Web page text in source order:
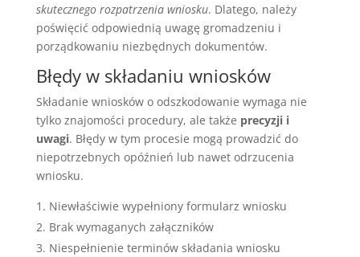
skutecznego rozpatrzenia wniosku. Dlatego, należy
poświęcić odpowiednią uwagę gromadzeniu i
porządkowaniu niezbędnych dokumentów.
Błędy w składaniu wniosków
Składanie wniosków o odszkodowanie wymaga nie
tylko znajomości procedury, ale także precyzji i
uwagi. Błędy w tym procesie mogą prowadzić do
niepotrzebnych opóźnień lub nawet odrzucenia
wniosku.
Niewłaściwie wypełniony formularz wniosku
Brak wymaganych załączników
Niespełnienie terminów składania wniosku